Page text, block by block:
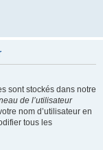
sont stockés dans notre
de l’utilisateur
nom d’utilisateur en
tous les